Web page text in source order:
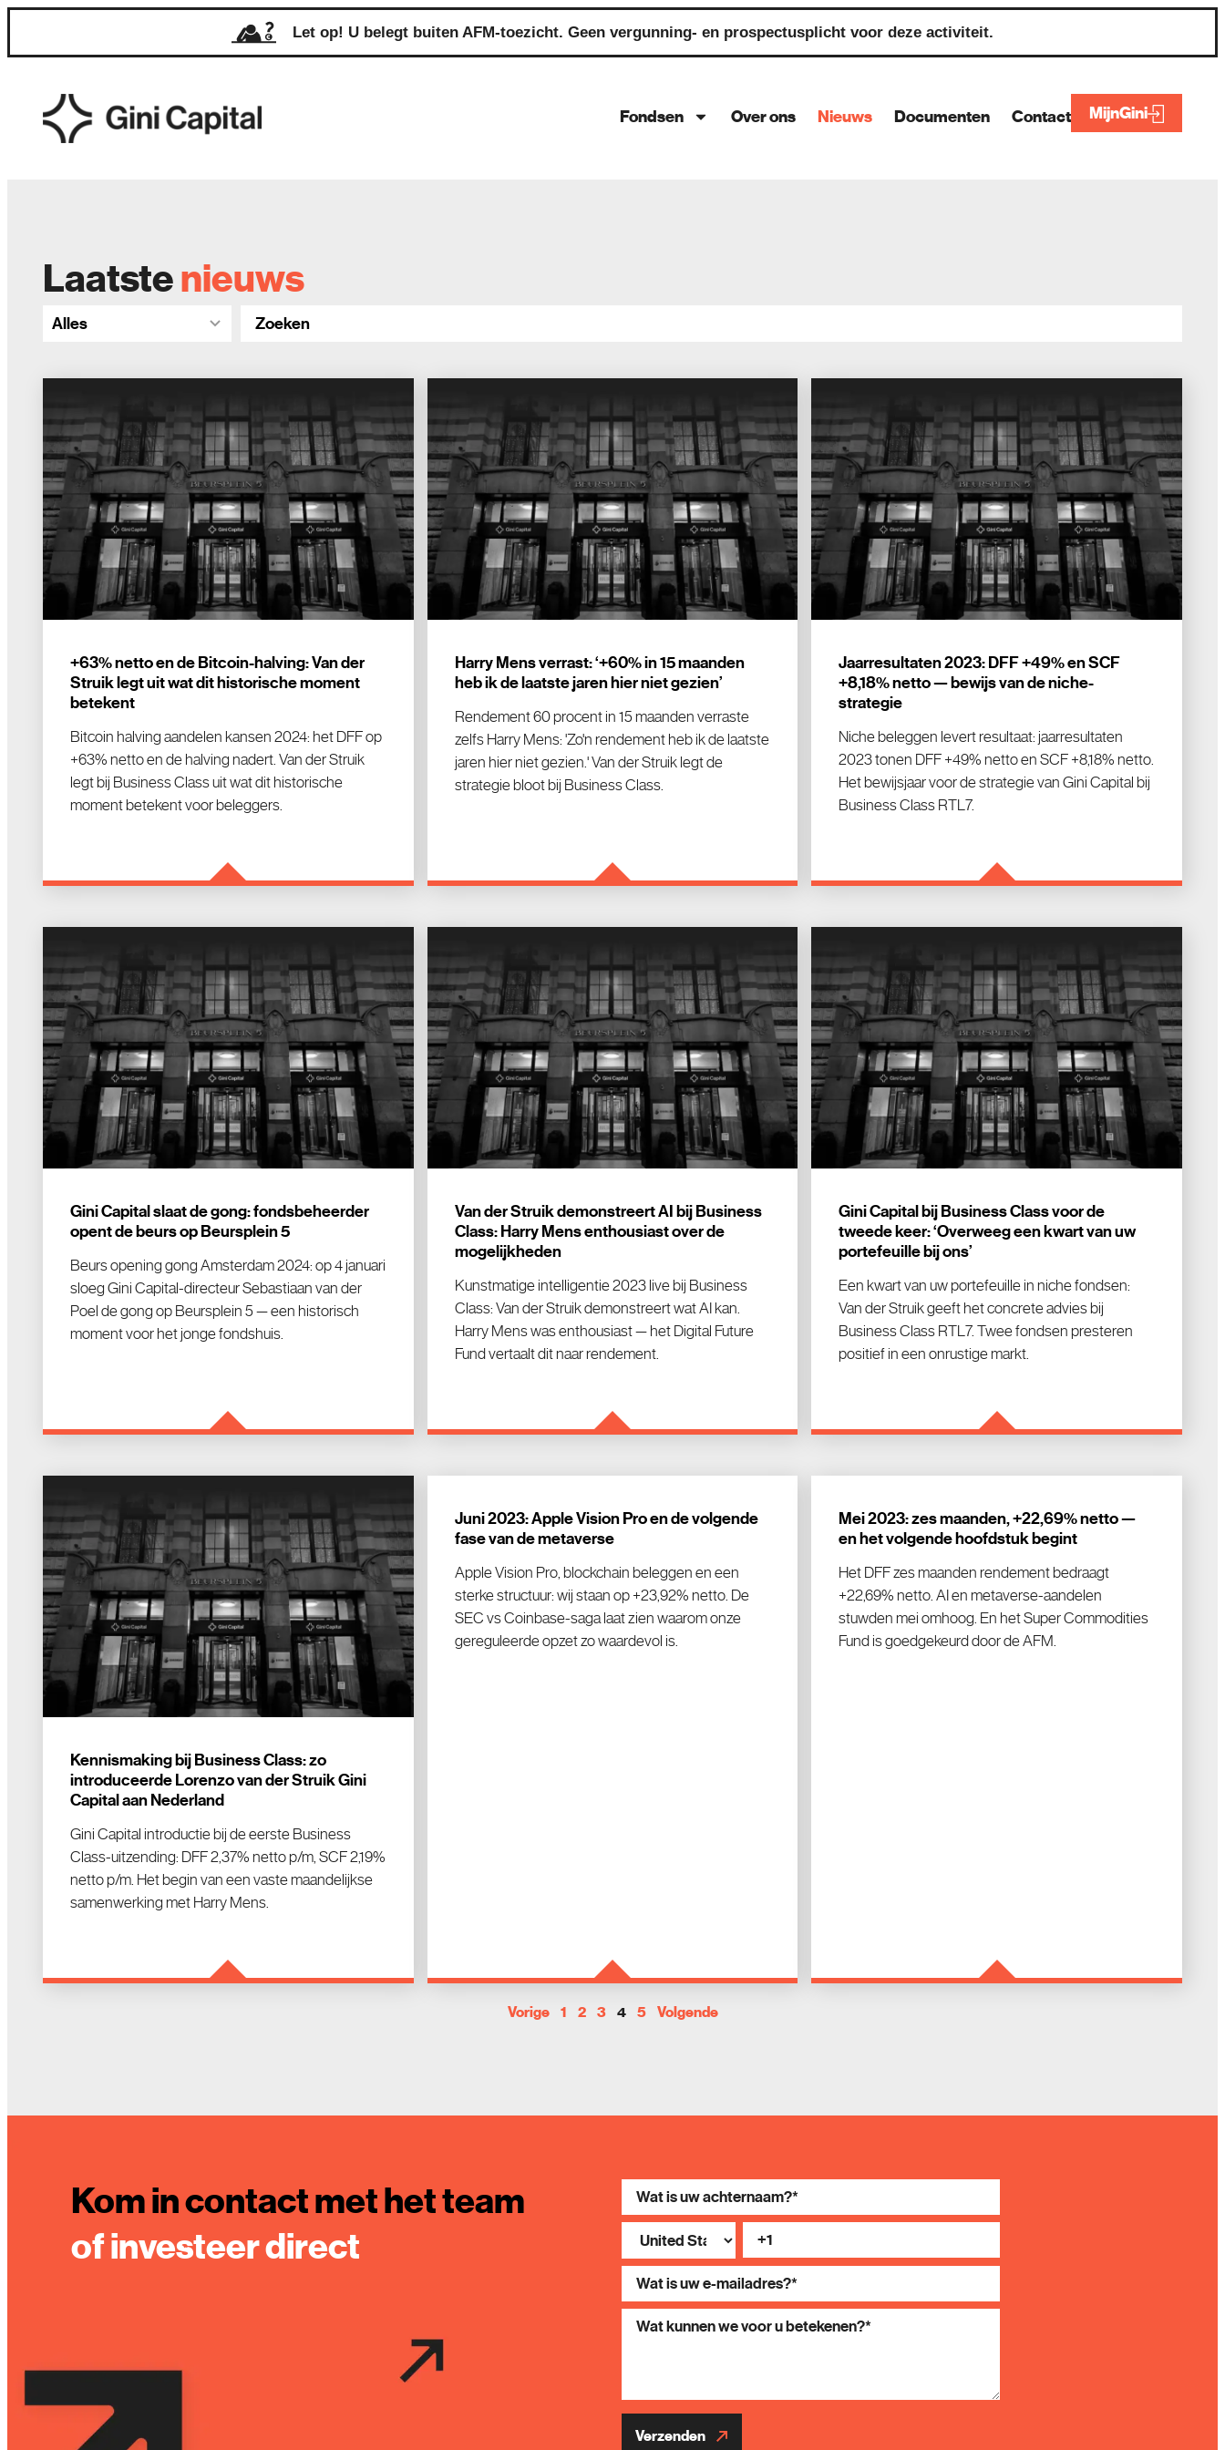
Let op! U belegt buiten AFM-toezicht. Geen vergunning- en prospectusplicht voor deze activiteit.
Fondsen Over ons Nieuws Documenten Contact MijnGini
Laatstenieuws
+63% netto en de Bitcoin-halving: Van der
Struik legt uit wat dit historische moment
betekent
Bitcoin halving aandelen kansen 2024: het DFF op
+63% netto en de halving nadert. Van der Struik
legt bij Business Class uit wat dit historische
moment betekent voor beleggers.
Harry Mens verrast: ‘+60% in 15 maanden
heb ik de laatste jaren hier niet gezien’
Rendement 60 procent in 15 maanden verraste
zelfs Harry Mens: 'Zo'n rendement heb ik de laatste
jaren hier niet gezien.' Van der Struik legt de
strategie bloot bij Business Class.
Jaarresultaten 2023: DFF +49% en SCF
+8,18% netto — bewijs van de niche-
strategie
Niche beleggen levert resultaat: jaarresultaten
2023 tonen DFF +49% netto en SCF +8,18% netto.
Het bewijsjaar voor de strategie van Gini Capital bij
Business Class RTL7.
Gini Capital slaat de gong: fondsbeheerder
opent de beurs op Beursplein 5
Beurs opening gong Amsterdam 2024: op 4 januari
sloeg Gini Capital-directeur Sebastiaan van der
Poel de gong op Beursplein 5 — een historisch
moment voor het jonge fondshuis.
Van der Struik demonstreert AI bij Business
Class: Harry Mens enthousiast over de
mogelijkheden
Kunstmatige intelligentie 2023 live bij Business
Class: Van der Struik demonstreert wat AI kan.
Harry Mens was enthousiast — het Digital Future
Fund vertaalt dit naar rendement.
Gini Capital bij Business Class voor de
tweede keer: ‘Overweeg een kwart van uw
portefeuille bij ons’
Een kwart van uw portefeuille in niche fondsen:
Van der Struik geeft het concrete advies bij
Business Class RTL7. Twee fondsen presteren
positief in een onrustige markt.
Kennismaking bij Business Class: zo
introduceerde Lorenzo van der Struik Gini
Capital aan Nederland
Gini Capital introductie bij de eerste Business
Class-uitzending: DFF 2,37% netto p/m, SCF 2,19%
netto p/m. Het begin van een vaste maandelijkse
samenwerking met Harry Mens.
Juni 2023: Apple Vision Pro en de volgende
fase van de metaverse
Apple Vision Pro, blockchain beleggen en een
sterke structuur: wij staan op +23,92% netto. De
SEC vs Coinbase-saga laat zien waarom onze
gereguleerde opzet zo waardevol is.
Mei 2023: zes maanden, +22,69% netto —
en het volgende hoofdstuk begint
Het DFF zes maanden rendement bedraagt
+22,69% netto. AI en metaverse-aandelen
stuwden mei omhoog. En het Super Commodities
Fund is goedgekeurd door de AFM.
Vorige 1 2 3 4 5 Volgende
Kom in contact met het team
of investeer direct